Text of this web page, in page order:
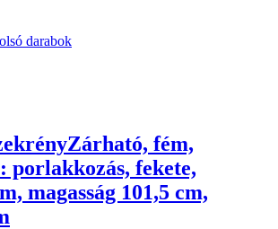
darabok
Zárható, fém,
porlakkozás, fekete,
magasság 101,5 cm,